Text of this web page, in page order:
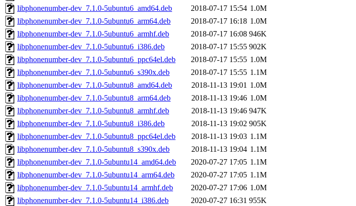
libphonenumber-dev_7.1.0-5ubuntu6_amd64.deb
2018-07-17 15:54 1.0M
libphonenumber-dev_7.1.0-5ubuntu6_arm64.deb
2018-07-17 16:18 1.0M
libphonenumber-dev_7.1.0-5ubuntu6_armhf.deb
2018-07-17 16:08 946K
libphonenumber-dev_7.1.0-5ubuntu6_i386.deb
2018-07-17 15:55 902K
libphonenumber-dev_7.1.0-5ubuntu6_ppc64el.deb
2018-07-17 15:55 1.0M
libphonenumber-dev_7.1.0-5ubuntu6_s390x.deb
2018-07-17 15:55 1.1M
libphonenumber-dev_7.1.0-5ubuntu8_amd64.deb
2018-11-13 19:01 1.0M
libphonenumber-dev_7.1.0-5ubuntu8_arm64.deb
2018-11-13 19:46 1.0M
libphonenumber-dev_7.1.0-5ubuntu8_armhf.deb
2018-11-13 19:46 947K
libphonenumber-dev_7.1.0-5ubuntu8_i386.deb
2018-11-13 19:02 905K
libphonenumber-dev_7.1.0-5ubuntu8_ppc64el.deb
2018-11-13 19:03 1.1M
libphonenumber-dev_7.1.0-5ubuntu8_s390x.deb
2018-11-13 19:04 1.1M
libphonenumber-dev_7.1.0-5ubuntu14_amd64.deb
2020-07-27 17:05 1.1M
libphonenumber-dev_7.1.0-5ubuntu14_arm64.deb
2020-07-27 17:05 1.1M
libphonenumber-dev_7.1.0-5ubuntu14_armhf.deb
2020-07-27 17:06 1.0M
libphonenumber-dev_7.1.0-5ubuntu14_i386.deb
2020-07-27 16:31 955K